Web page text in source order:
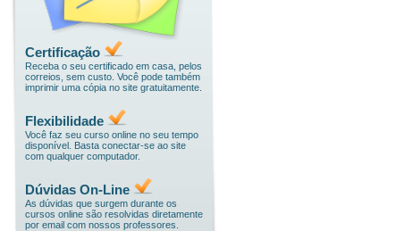
Certificação
Receba o seu certificado em casa, pelos
correios, sem custo. Você pode também
imprimir uma cópia no site gratuitamente.
Flexibilidade
Você faz seu curso online no seu tempo
disponível. Basta conectar-se ao site
com qualquer computador.
Dúvidas On-Line
As dúvidas que surgem durante os
cursos online são resolvidas diretamente
por email com nossos professores.